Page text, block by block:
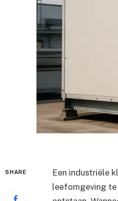
SHARE
Een industriële
leefomgeving te